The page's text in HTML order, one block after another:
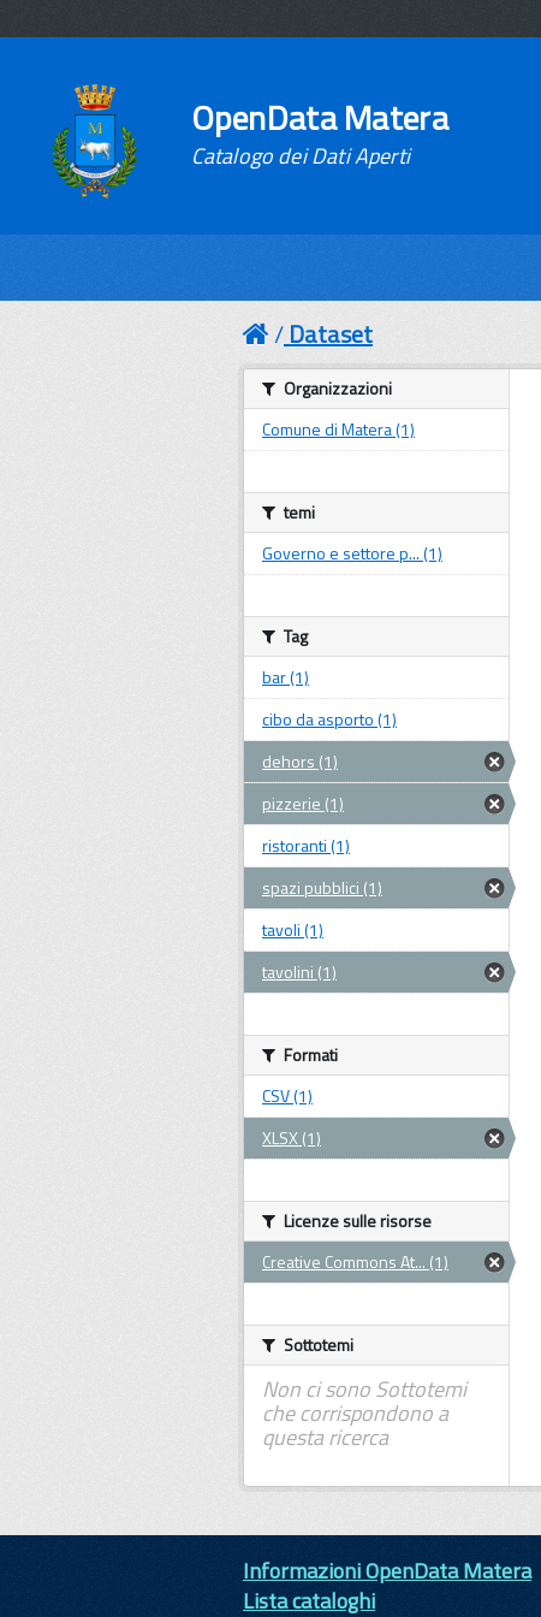
OpenData Matera
Catalogo dei Dati Aperti
Dataset
Organizzazioni
Comune di Matera (1)
temi
Governo e settore p... (1)
Tag
bar (1)
cibo da asporto (1)
dehors (1)
pizzerie (1)
ristoranti (1)
spazi pubblici (1)
tavoli (1)
tavolini (1)
Formati
CSV (1)
XLSX (1)
Licenze sulle risorse
Creative Commons At... (1)
Sottotemi
Non ci sono Sottotemi
che corrispondono a
questa ricerca
Informazioni OpenData Matera
Lista cataloghi